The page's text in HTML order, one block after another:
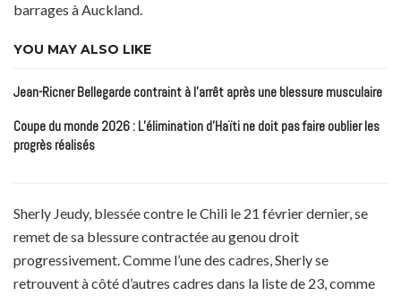
barrages à Auckland.
YOU MAY ALSO LIKE
Jean-Ricner Bellegarde contraint à l’arrêt après une blessure musculaire
Coupe du monde 2026 : L’élimination d’Haïti ne doit pas faire oublier les
progrès réalisés
Sherly Jeudy, blessée contre le Chili le 21 février dernier, se
remet de sa blessure contractée au genou droit
progressivement. Comme l’une des cadres, Sherly se
retrouvent à côté d’autres cadres dans la liste de 23, comme